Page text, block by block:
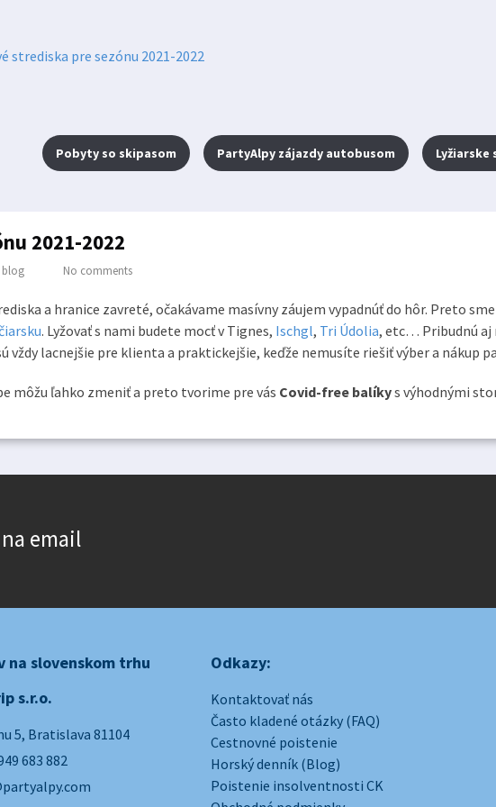
Pobyty so skipasom PartyAlpy zájazdy autobusom
2021-2022
blog No comments
a hranice zavreté, očakávame masívny záujem vypadnúť do hôr. Preto
. Lyžovať s nami budete mocť v Tignes, Ischgl, Tri Údolia, etc… Pribudnú aj
vždy lacnejšie pre klienta a praktickejšie, keďže nemusíte riešiť výber a nákup
môžu ľahko zmeniť a preto tvorime pre vás Covid-free balíkys výhodnými
email
na slovenskom trhu
s.r.o.
5, Bratislava 81104
683 882
Odkazy:
Kontaktovať nás
Často kladené otázky (FAQ)
Cestnovné poistenie
Horský denník (Blog)
Poistenie insolventnosti CK